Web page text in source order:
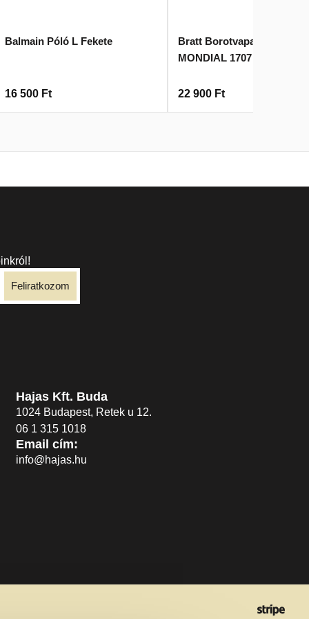
Balmain Póló L Fekete
16 500 Ft
Bratt Borotvapamacs
MONDIAL 1707
22 900 Ft
Feliratkozom
Hajas Kft. Buda
1024 Budapest, Retek u 12.
06 1 315 1018
Email cím:
info@hajas.hu